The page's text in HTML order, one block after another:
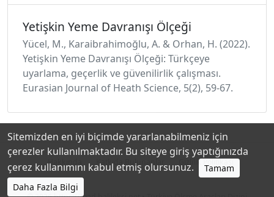
Yetişkin Yeme Davranışı Ölçeği
Yücel, M., Karaibrahimoğlu, A. & Orhan, H. (2022).
Yetişkin Yeme Davranışı Ölçeği: Türkçeye
uyarlama, geçerlik ve güvenilirlik çalışması.
Eurasian Journal of Heath Science, 5(2), 59-67.
Hakkında Katkıda Bulunanlar Gizlilik Politikası
Sitemizden en iyi biçimde yararlanabilmeniz için
çerezler kullanılmaktadır. Bu siteye giriş yaptığınızda
çerez kullanımını kabul etmiş olursunuz.
Tamam
Daha Fazla Bilgi